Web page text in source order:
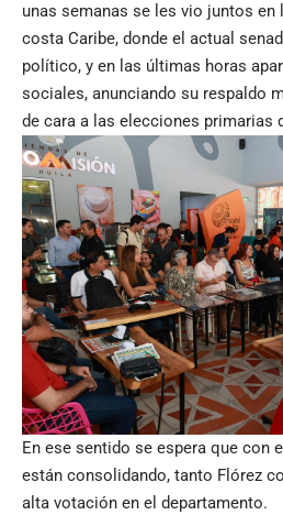
unas semanas se les vio juntos en
costa Caribe, donde el actual
político, y en las últimas horas
sociales, anunciando su respaldo
de cara a las elecciones primarias
En ese sentido se espera que con
están consolidando, tanto Flórez
alta votación en el departamento.